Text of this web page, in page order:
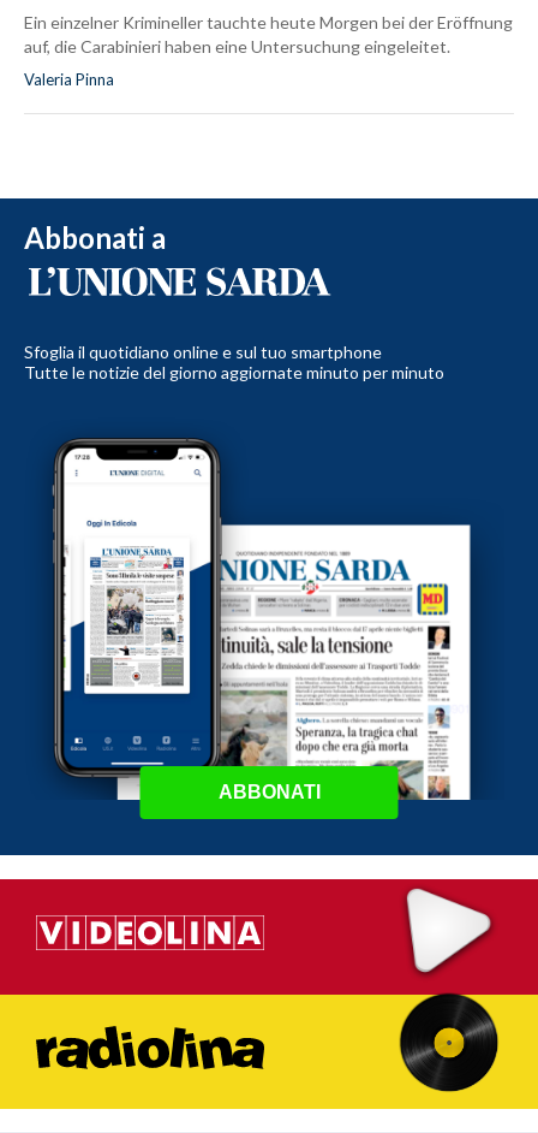
Ein einzelner Krimineller tauchte heute Morgen bei der Eröffnung
auf, die Carabinieri haben eine Untersuchung eingeleitet.
Valeria Pinna
Abbonati a
Sfoglia il quotidiano online e sul tuo smartphone
Tutte le notizie del giorno aggiornate minuto per minuto
ABBONATI